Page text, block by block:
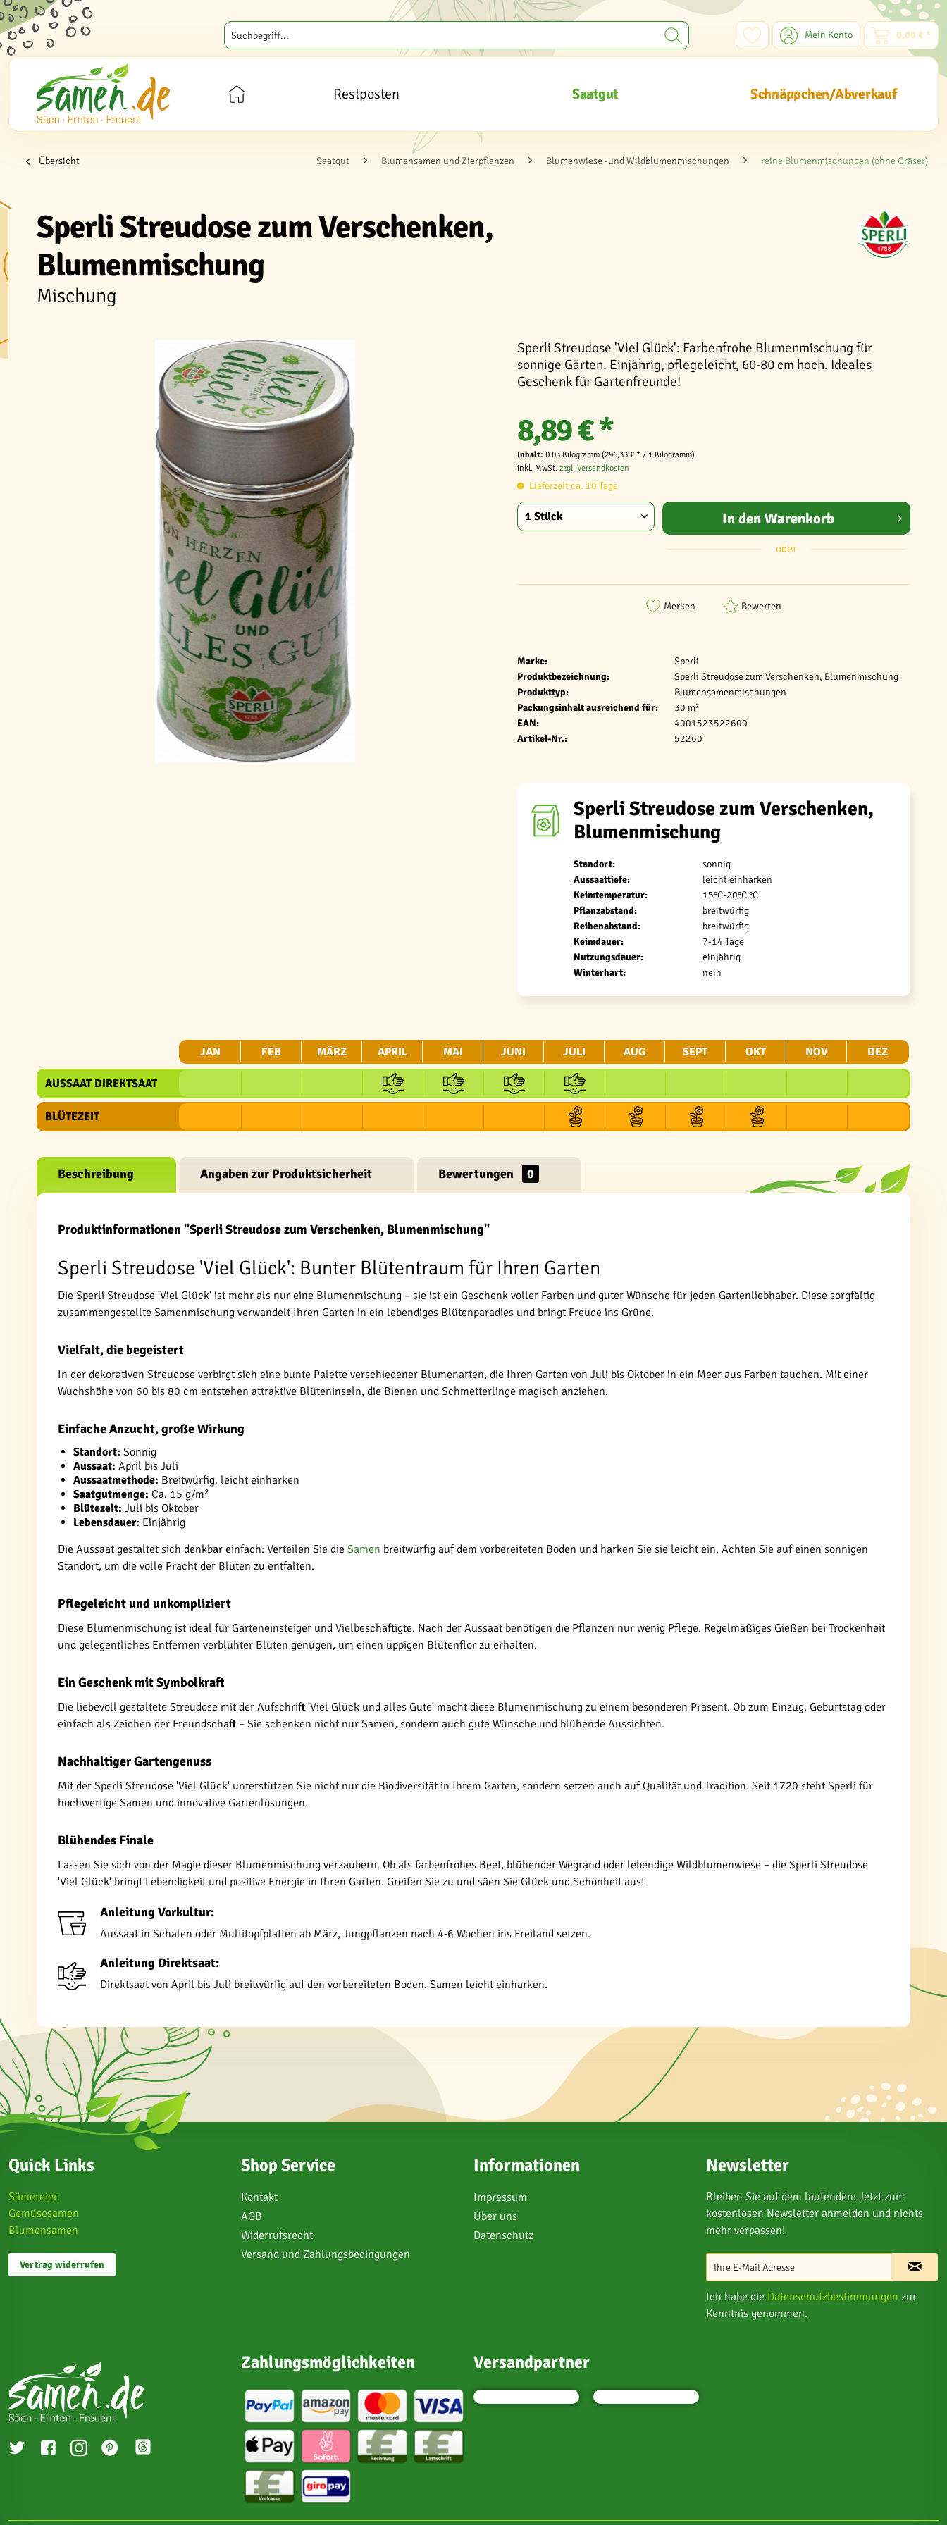
Mein Konto 0,00 € *
Restposten Saatgut Schnäppchen/Abverkauf
Übersicht Saatgut Blumensamen und Zierpflanzen Blumenwiese -und Wildblumenmischungen reine Blumenmischungen (ohne Gräser)
Sperli Streudose zum Verschenken,
Blumenmischung
Mischung
Sperli Streudose 'Viel Glück': Farbenfrohe Blumenmischung für
sonnige Gärten. Einjährig, pflegeleicht, 60-80 cm hoch. Ideales
Geschenk für Gartenfreunde!
Marke:
Sperli
Produktbezeichnung:
Sperli Streudose zum Verschenken, Blumenmischung
Produkttyp:
Blumensamenmischungen
Packungsinhalt ausreichend für:
30 m²
EAN:
4001523522600
Artikel-Nr.:
52260
8,89 € *
Inhalt: 0.03 Kilogramm (296,33 € * / 1 Kilogramm)
inkl. MwSt. zzgl. Versandkosten
Lieferzeit ca. 10 Tage
In den Warenkorb
oder
Merken Bewerten
Sperli Streudose zum Verschenken,
Blumenmischung
Standort:
sonnig
Aussaattiefe:
leicht einharken
Keimtemperatur:
15°C-20°C °C
Pflanzabstand:
breitwürfig
Reihenabstand:
breitwürfig
Keimdauer:
7-14 Tage
Nutzungsdauer:
einjährig
Winterhart:
nein
JAN FEB MÄRZ APRIL MAI JUNI JULI AUG SEPT OKT NOV DEZ
AUSSAAT DIREKTSAAT
BLÜTEZEIT
Beschreibung Angaben zur Produktsicherheit Bewertungen 0
Produktinformationen "Sperli Streudose zum Verschenken, Blumenmischung"
Sperli Streudose 'Viel Glück': Bunter Blütentraum für Ihren Garten
Die Sperli Streudose 'Viel Glück' ist mehr als nur eine Blumenmischung – sie ist ein Geschenk voller Farben und guter Wünsche für jeden Gartenliebhaber. Diese sorgfältig
zusammengestellte Samenmischung verwandelt Ihren Garten in ein lebendiges Blütenparadies und bringt Freude ins Grüne.
Vielfalt, die begeistert
In der dekorativen Streudose verbirgt sich eine bunte Palette verschiedener Blumenarten, die Ihren Garten von Juli bis Oktober in ein Meer aus Farben tauchen. Mit einer
Wuchshöhe von 60 bis 80 cm entstehen attraktive Blüteninseln, die Bienen und Schmetterlinge magisch anziehen.
Einfache Anzucht, große Wirkung
Standort: Sonnig
Aussaat: April bis Juli
Aussaatmethode: Breitwürfig, leicht einharken
Saatgutmenge: Ca. 15 g/m²
Blütezeit: Juli bis Oktober
Lebensdauer: Einjährig
Die Aussaat gestaltet sich denkbar einfach: Verteilen Sie die Samen breitwürfig auf dem vorbereiteten Boden und harken Sie sie leicht ein. Achten Sie auf einen sonnigen
Standort, um die volle Pracht der Blüten zu entfalten.
Pflegeleicht und unkompliziert
Diese Blumenmischung ist ideal für Garteneinsteiger und Vielbeschäftigte. Nach der Aussaat benötigen die Pflanzen nur wenig Pflege. Regelmäßiges Gießen bei Trockenheit
und gelegentliches Entfernen verblühter Blüten genügen, um einen üppigen Blütenflor zu erhalten.
Ein Geschenk mit Symbolkraft
Die liebevoll gestaltete Streudose mit der Aufschrift 'Viel Glück und alles Gute' macht diese Blumenmischung zu einem besonderen Präsent. Ob zum Einzug, Geburtstag oder
einfach als Zeichen der Freundschaft – Sie schenken nicht nur Samen, sondern auch gute Wünsche und blühende Aussichten.
Nachhaltiger Gartengenuss
Mit der Sperli Streudose 'Viel Glück' unterstützen Sie nicht nur die Biodiversität in Ihrem Garten, sondern setzen auch auf Qualität und Tradition. Seit 1720 steht Sperli für
hochwertige Samen und innovative Gartenlösungen.
Blühendes Finale
Lassen Sie sich von der Magie dieser Blumenmischung verzaubern. Ob als farbenfrohes Beet, blühender Wegrand oder lebendige Wildblumenwiese – die Sperli Streudose
'Viel Glück' bringt Lebendigkeit und positive Energie in Ihren Garten. Greifen Sie zu und säen Sie Glück und Schönheit aus!
Anleitung Vorkultur:
Aussaat in Schalen oder Multitopfplatten ab März, Jungpflanzen nach 4-6 Wochen ins Freiland setzen.
Anleitung Direktsaat:
Direktsaat von April bis Juli breitwürfig auf den vorbereiteten Boden. Samen leicht einharken.
Quick Links
Sämereien
Gemüsesamen
Blumensamen
Vertrag widerrufen
Shop Service
Kontakt
AGB
Widerrufsrecht
Versand und Zahlungsbedingungen
Informationen
Impressum
Über uns
Datenschutz
Newsletter
Bleiben Sie auf dem laufenden: Jetzt zum
kostenlosen Newsletter anmelden und nichts
mehr verpassen!
Ich habe die Datenschutzbestimmungen zur
Kenntnis genommen.
Zahlungsmöglichkeiten Versandpartner